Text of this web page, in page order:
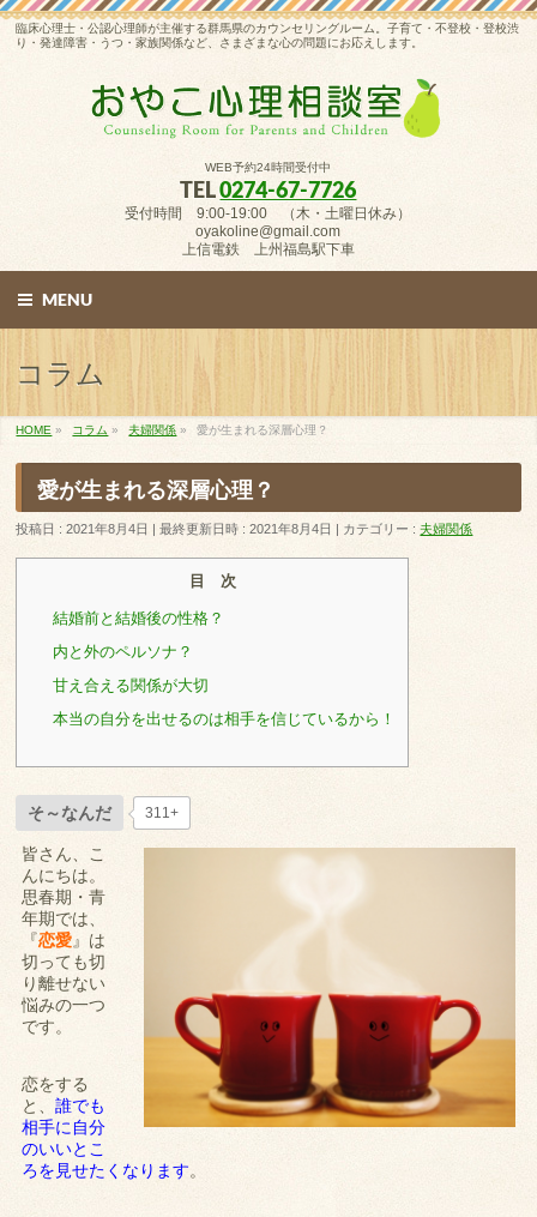
臨床心理士・公認心理師が主催する群馬県のカウンセリングルーム。子育て・不登校・登校渋
り・発達障害・うつ・家族関係など、さまざまな心の問題にお応えします。
WEB予約24時間受付中
TEL0274-67-7726
受付時間 9:00-19:00 （木・土曜日休み）
oyakoline@gmail.com
上信電鉄 上州福島駅下車
MENU
コラム
HOME » コラム » 夫婦関係 » 愛が生まれる深層心理？
愛が生まれる深層心理？
投稿日 : 2021年8月4日 最終更新日時 : 2021年8月4日 カテゴリー :夫婦関係
目 次
結婚前と結婚後の性格？
内と外のペルソナ？
甘え合える関係が大切
本当の自分を出せるのは相手を信じているから！
そ～なんだ 311+
皆さん、こ
んにちは。
思春期・青
年期では、
『恋愛』は
切っても切
り離せない
悩みの一つ
です。
恋をする
と、誰でも
相手に自分
のいいとこ
ろを見せたくなります。